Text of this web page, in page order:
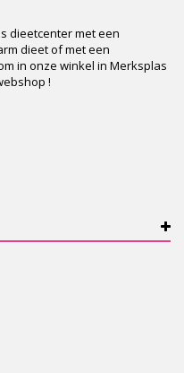
dieetcenter met een
dieet of met een
in onze winkel in Merksplas
!